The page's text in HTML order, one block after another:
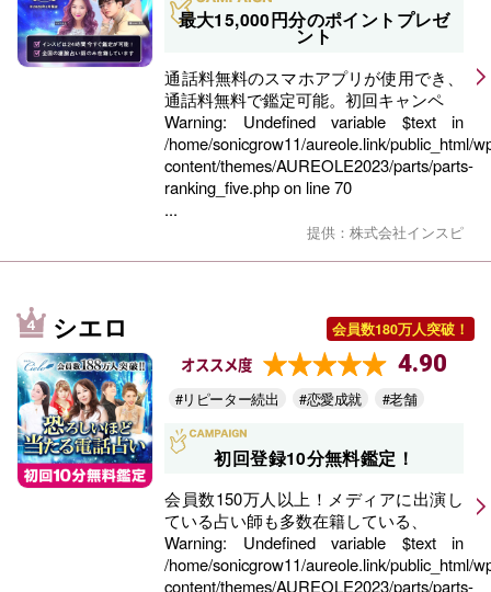
最大15,000円分のポイントプレゼ
ント
通話料無料のスマホアプリが使用でき、
通話料無料で鑑定可能。初回キャンペ
Warning: Undefined variable $text in
/home/sonicgrow11/aureole.link/public_html/
content/themes/AUREOLE2023/parts/parts-
ranking_five.phpon line70
...
提供：株式会社インスピ
シエロ 会員数180万人突破！
オススメ度 4.90
#リピーター続出 #恋愛成就 #老舗
初回登録10分無料鑑定！
会員数150万人以上！メディアに出演し
ている占い師も多数在籍している、
Warning: Undefined variable $text in
/home/sonicgrow11/aureole.link/public_html/
content/themes/AUREOLE2023/parts/parts-